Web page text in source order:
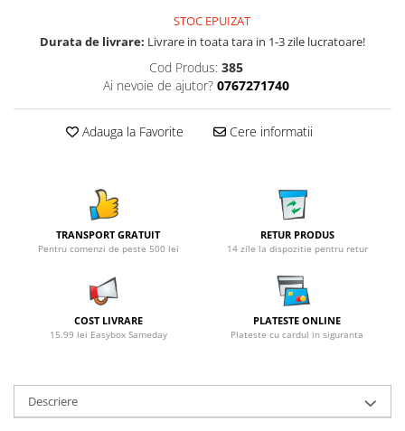
STOC EPUIZAT
Durata de livrare: Livrare in toata tara in 1-3 zile lucratoare!
Cod Produs: 385
Ai nevoie de ajutor? 0767271740
Adauga la Favorite Cere informatii
TRANSPORT GRATUIT
Pentru comenzi de peste 500 lei
RETUR PRODUS
14 zile la dispozitie pentru retur
COST LIVRARE
15.99 lei Easybox Sameday
PLATESTE ONLINE
Plateste cu cardul in siguranta
Descriere